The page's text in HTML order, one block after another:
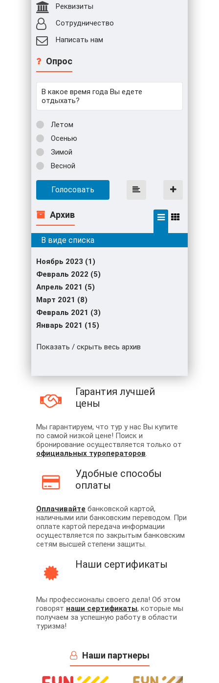
Реквизиты
Сотрудничество
Написать нам
Опрос
В какое время года Вы едете
отдыхать?
Летом
Осенью
Зимой
Весной
Голосовать
Архив
Ноябрь 2023 (1)
Февраль 2022 (5)
Апрель 2021 (5)
Март 2021 (8)
Февраль 2021 (3)
Январь 2021 (15)
Показать / скрыть весь архив
Гарантия лучшей
цены
Мы гарантируем, что тур у нас Вы купите
по самой низкой цене! Поиск и
бронирование осуществляется только от
официальных туроператоров.
Удобные способы
оплаты
Оплачивайте банковской картой,
наличными или банковским переводом. При
оплате картой передача информации
осуществляется по закрытым банковским
сетям высшей степени защиты.
Наши сертификаты
Мы профессионалы своего дела! Об этом
говорят наши сертификаты, которые мы
получаем за успешную работу в области
туризма!
Наши партнеры